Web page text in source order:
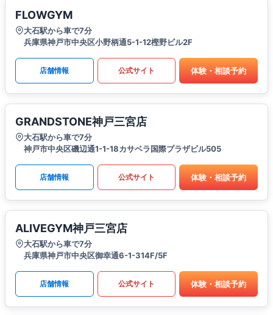
FLOWGYM
大石駅から車で7分
兵庫県神戸市中央区小野柄通5-1-12樫野ビル2F
店舗情報 公式サイト 体験・相談予約
GRANDSTONE神戸三宮店
大石駅から車で7分
神戸市中央区磯辺通1-1-18カサベラ国際プラザビル505
店舗情報 公式サイト 体験・相談予約
ALIVEGYM神戸三宮店
大石駅から車で7分
兵庫県神戸市中央区御幸通6-1-314F/5F
店舗情報 公式サイト 体験・相談予約